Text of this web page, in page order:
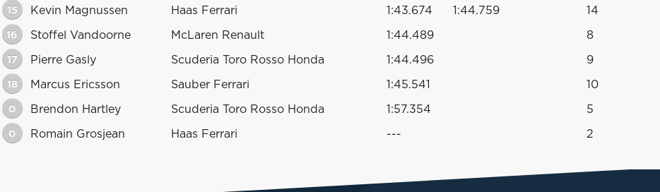
15 Kevin Magnussen Haas Ferrari 1:43.674 1:44.759 14
16 Stoffel Vandoorne McLaren Renault 1:44.489 8
17 Pierre Gasly Scuderia Toro Rosso Honda 1:44.496 9
18 Marcus Ericsson Sauber Ferrari 1:45.541 10
0 Brendon Hartley Scuderia Toro Rosso Honda 1:57.354 5
0 Romain Grosjean Haas Ferrari --- 2